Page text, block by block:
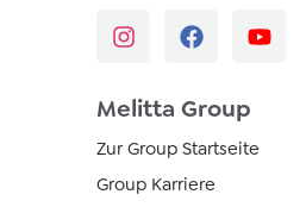
Melitta Group
Zur Group Startseite
Group Karriere